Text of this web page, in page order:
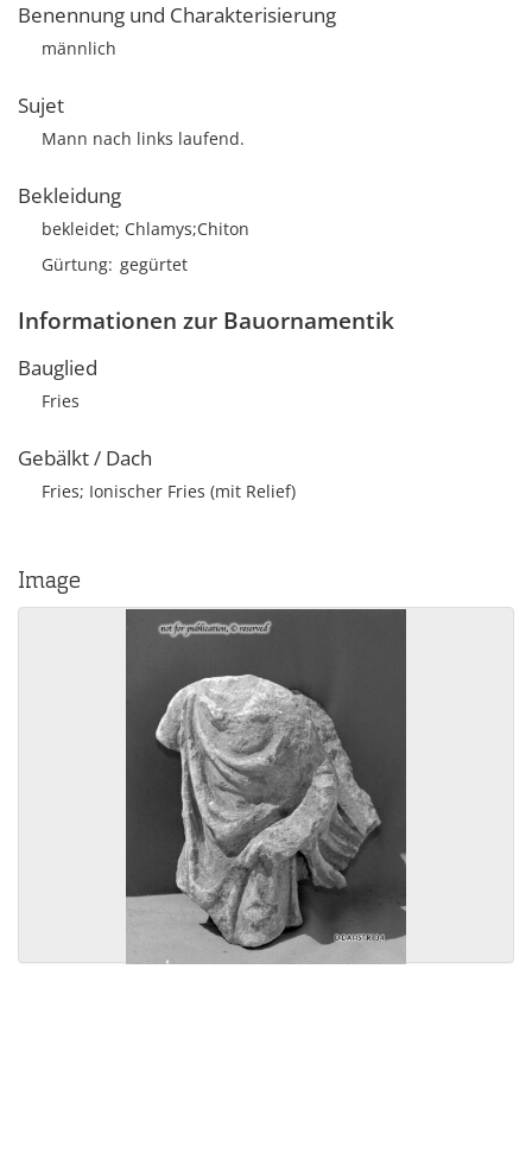
Benennung und Charakterisierung
männlich
Sujet
Mann nach links laufend.
Bekleidung
bekleidet; Chlamys;Chiton
Gürtung gegürtet
Informationen zur Bauornamentik
Bauglied
Fries
Gebälkt / Dach
Fries; Ionischer Fries (mit Relief)
Image